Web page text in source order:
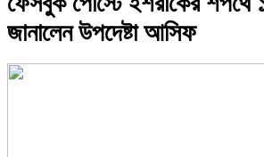
জানালেন উপদেষ্টা আসিফ